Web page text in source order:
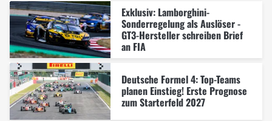
Exklusiv: Lamborghini-
Sonderregelung als Auslöser -
GT3-Hersteller schreiben Brief
an FIA
Deutsche Formel 4: Top-Teams
planen Einstieg! Erste Prognose
zum Starterfeld 2027